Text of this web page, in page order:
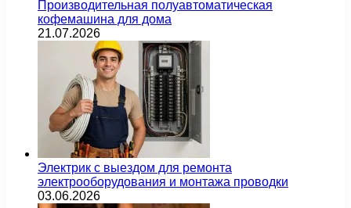
Производительная полуавтоматическая
кофемашина для дома
21.07.2026
Электрик с выездом для ремонта
электрооборудования и монтажа проводки
03.06.2026